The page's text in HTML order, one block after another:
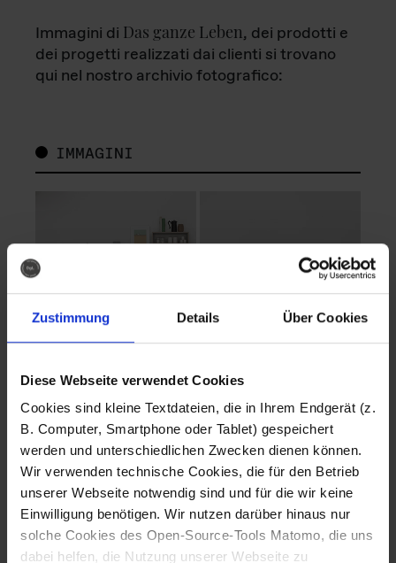
Zustimmung Details Über Cookies
Diese Webseite verwendet Cookies
Cookies sind kleine Textdateien, die in Ihrem Endgerät (z.
B. Computer, Smartphone oder Tablet) gespeichert
werden und unterschiedlichen Zwecken dienen können.
Wir verwenden technische Cookies, die für den Betrieb
unserer Webseite notwendig sind und für die wir keine
Einwilligung benötigen. Wir nutzen darüber hinaus nur
solche Cookies des Open-Source-Tools Matomo, die uns
dabei helfen, die Nutzung unserer Webseite zu
Immagini di Das ganze Leben, dei prodotti e
dei progetti realizzati dai clienti si trovano
qui nel nostro archivio fotografico:
IMMAGINI
Fotografo: Lorenz
Sternbach
Download
Fotografo: Lorenz
Sternbach
Download